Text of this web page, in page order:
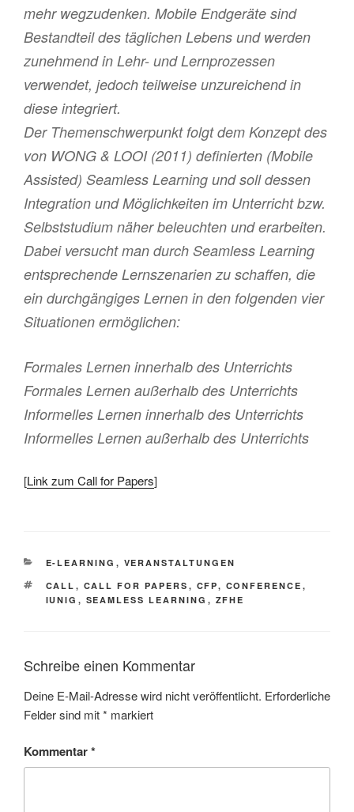
mehr wegzudenken. Mobile Endgeräte sind
Bestandteil des täglichen Lebens und werden
zunehmend in Lehr- und Lernprozessen
verwendet, jedoch teilweise unzureichend in
diese integriert.
Der Themenschwerpunkt folgt dem Konzept des
von WONG & LOOI (2011) definierten (Mobile
Assisted) Seamless Learning und soll dessen
Integration und Möglichkeiten im Unterricht bzw.
Selbststudium näher beleuchten und erarbeiten.
Dabei versucht man durch Seamless Learning
entsprechende Lernszenarien zu schaffen, die
ein durchgängiges Lernen in den folgenden vier
Situationen ermöglichen:
Formales Lernen innerhalb des Unterrichts
Formales Lernen außerhalb des Unterrichts
Informelles Lernen innerhalb des Unterrichts
Informelles Lernen außerhalb des Unterrichts
[Link zum Call for Papers]
KATEGORIEN
E-LEARNING , VERANSTALTUNGEN
SCHLAGWÖRTER
CALL , CALL FOR PAPERS , CFP, CONFERENCE ,
IUNIG , SEAMLESS LEARNING , ZFHE
Schreibe einen Kommentar
Deine E-Mail-Adresse wird nicht veröffentlicht. Erforderliche
Felder sind mit* markiert
Kommentar*